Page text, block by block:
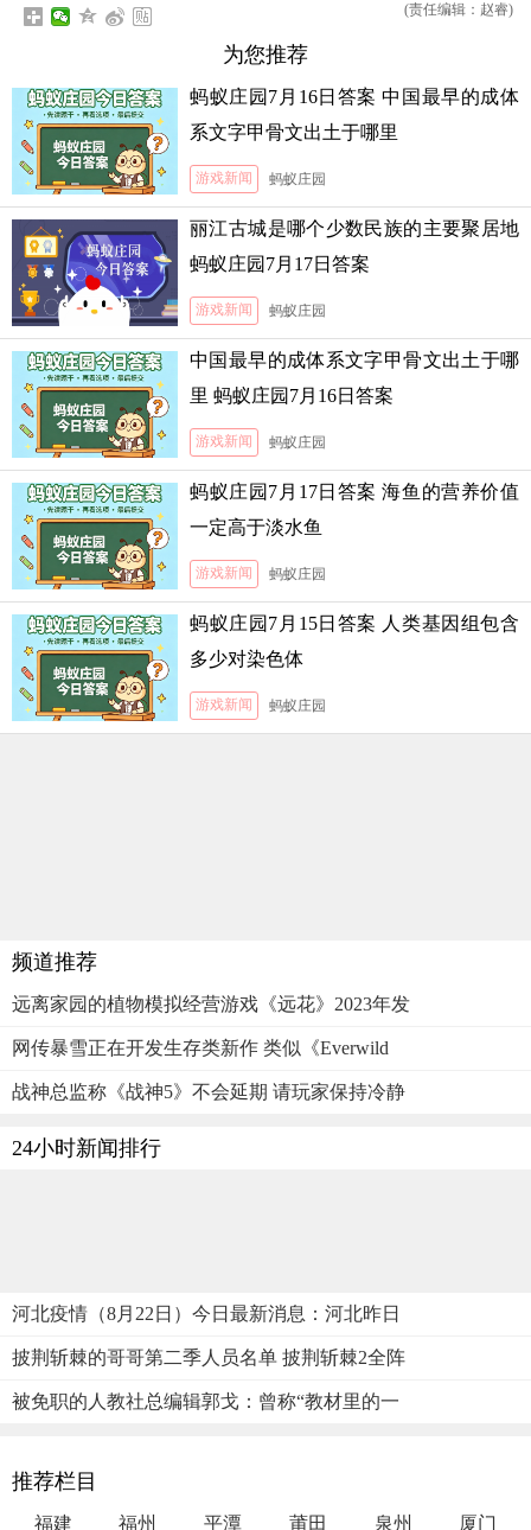
(责任编辑：赵睿)
为您推荐
蚂蚁庄园7月16日答案 中国最早的成体
系文字甲骨文出土于哪里
游戏新闻 蚂蚁庄园
丽江古城是哪个少数民族的主要聚居地
蚂蚁庄园7月17日答案
游戏新闻 蚂蚁庄园
中国最早的成体系文字甲骨文出土于哪
里 蚂蚁庄园7月16日答案
游戏新闻 蚂蚁庄园
蚂蚁庄园7月17日答案 海鱼的营养价值
一定高于淡水鱼
游戏新闻 蚂蚁庄园
蚂蚁庄园7月15日答案 人类基因组包含
多少对染色体
游戏新闻 蚂蚁庄园
频道推荐
远离家园的植物模拟经营游戏《远花》2023年发
网传暴雪正在开发生存类新作 类似《Everwild
战神总监称《战神5》不会延期 请玩家保持冷静
24小时新闻排行
河北疫情（8月22日）今日最新消息：河北昨日
披荆斩棘的哥哥第二季人员名单 披荆斩棘2全阵
被免职的人教社总编辑郭戈：曾称“教材里的一
推荐栏目
福建 福州 平潭 莆田 泉州 厦门